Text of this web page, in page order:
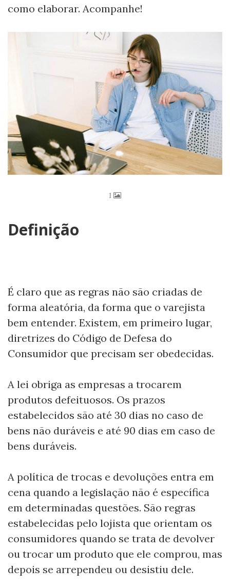
como elaborar. Acompanhe!
1
Definição
É claro que as regras não são criadas de
forma aleatória, da forma que o varejista
bem entender. Existem, em primeiro lugar,
diretrizes do Código de Defesa do
Consumidor que precisam ser obedecidas.
A lei obriga as empresas a trocarem
produtos defeituosos. Os prazos
estabelecidos são até 30 dias no caso de
bens não duráveis e até 90 dias em caso de
bens duráveis.
A política de trocas e devoluções entra em
cena quando a legislação não é específica
em determinadas questões. São regras
estabelecidas pelo lojista que orientam os
consumidores quando se trata de devolver
ou trocar um produto que ele comprou, mas
depois se arrependeu ou desistiu dele.